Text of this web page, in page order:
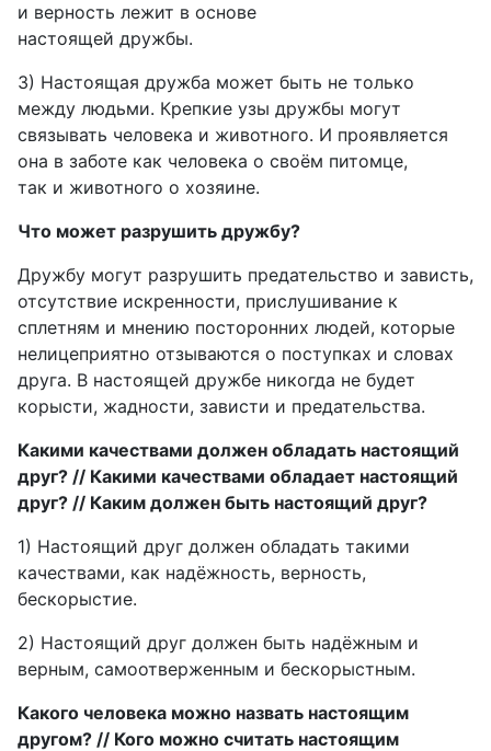
и верность лежит в основе
настоящей дружбы.
3) Настоящая дружба может быть не только
между людьми. Крепкие узы дружбы могут
связывать человека и животного. И проявляется
она в заботе как человека о своём питомце,
так и животного о хозяине.
Что может разрушить дружбу?
Дружбу могут разрушить предательство и зависть,
отсутствие искренности, прислушивание к
сплетням и мнению посторонних людей, которые
нелицеприятно отзываются о поступках и словах
друга. В настоящей дружбе никогда не будет
корысти, жадности, зависти и предательства.
Какими качествами должен обладать настоящий
друг? // Какими качествами обладает настоящий
друг? // Каким должен быть настоящий друг?
1) Настоящий друг должен обладать такими
качествами, как надёжность, верность,
бескорыстие.
2) Настоящий друг должен быть надёжным и
верным, самоотверженным и бескорыстным.
Какого человека можно назвать настоящим
другом? // Кого можно считать настоящим